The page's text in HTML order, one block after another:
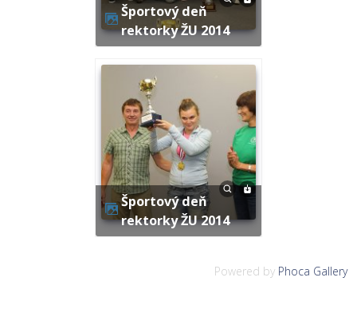
Športový deň
rektorky ŽU 2014
Športový deň
rektorky ŽU 2014
Powered by Phoca Gallery